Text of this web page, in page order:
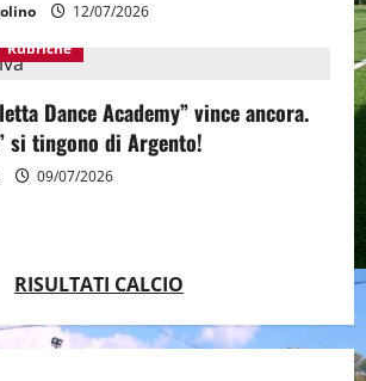
12/07/2026
Rubriche
Dance Academy” vince ancora.
si tingono di Argento!
09/07/2026
RISULTATI CALCIO